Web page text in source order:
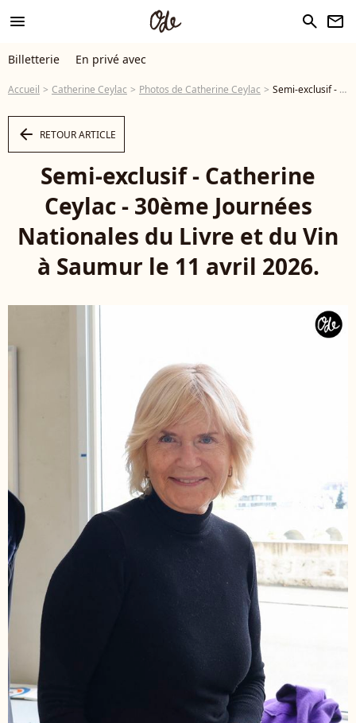
menu search newsletter
Billetterie En privé avec
Accueil Catherine Ceylac Photos de Catherine Ceylac Semi-exclusif - Catherine Ceylac - 30ème Journées Nationales du Livre et du Vin à Saumur le 11 avril 2026. © Jack Tribeca / Bestimage - Photo
arrow_left RETOUR ARTICLE
Semi-exclusif - Catherine
Ceylac - 30ème Journées
Nationales du Livre et du Vin
à Saumur le 11 avril 2026.